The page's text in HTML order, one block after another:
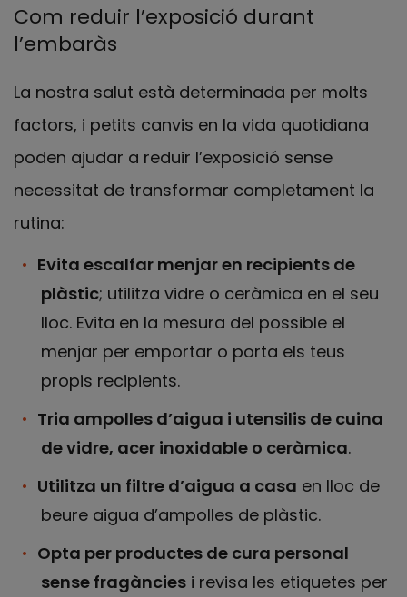
Com reduir l’exposició durant
l’embaràs
La nostra salut està determinada per molts
factors, i petits canvis en la vida quotidiana
poden ajudar a reduir l’exposició sense
necessitat de transformar completament la
rutina:
Evita escalfar menjar en recipients de
plàstic; utilitza vidre o ceràmica en el seu
lloc. Evita en la mesura del possible el
menjar per emportar o porta els teus
propis recipients.
Tria ampolles d’aigua i utensilis de cuina
de vidre, acer inoxidable o ceràmica.
Utilitza un filtre d’aigua a casa en lloc de
beure aigua d’ampolles de plàstic.
Opta per productes de cura personal
sense fragàncies i revisa les etiquetes per